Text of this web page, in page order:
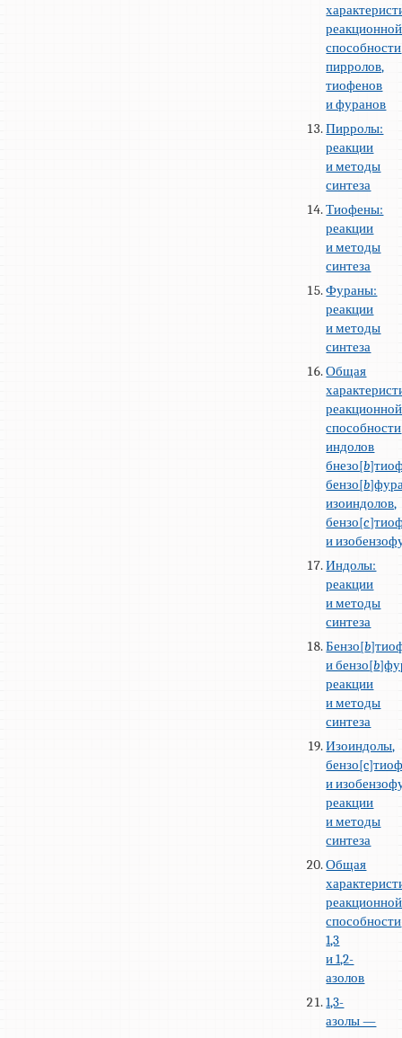
реакционной
способности
пирролов,
тиофенов
и фуранов
Пирролы:
реакции
и методы
синтеза
Тиофены:
реакции
и методы
синтеза
Фураны:
реакции
и методы
синтеза
Общая
реакционной
способности
индолов
бнезо[b
бензо[b
изоиндолов,
бензо[c
и
Индолы:
реакции
и методы
синтеза
Бензо[b
и бензо[b
реакции
и методы
синтеза
Изоиндолы,
и
реакции
и методы
синтеза
Общая
реакционной
способности
1,3
и 1,2-
азолов
1,3-
азолы —